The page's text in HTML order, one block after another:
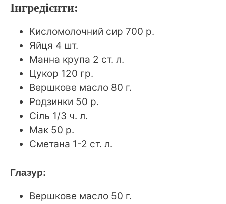
Інгредієнти:
Кисломолочний сир 700 р.
Яйця 4 шт.
Манна крупа 2 ст. л.
Цукор 120 гр.
Вершкове масло 80 г.
Родзинки 50 р.
Сіль 1/3 ч. л.
Мак 50 р.
Сметана 1-2 ст. л.
Глазур:
Вершкове масло 50 г.